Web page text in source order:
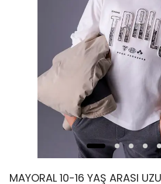
MAYORAL 10-16 YAŞ ARASI